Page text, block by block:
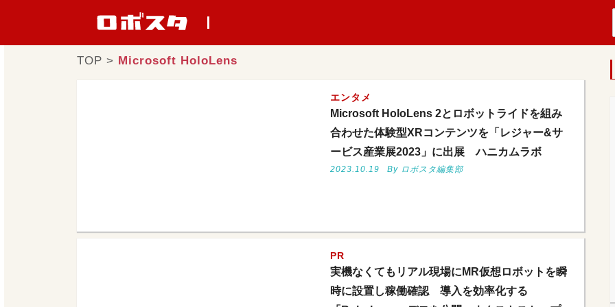
TOP > Microsoft HoloLens
エンタメ
Microsoft HoloLens 2とロボットライドを組み
合わせた体験型XRコンテンツを「レジャー&サ
ービス産業展2023」に出展 ハニカムラボ
2023.10.19 By ロボスタ編集部
PR
実機なくてもリアル現場にMR仮想ロボットを瞬
時に設置し稼働確認 導入を効率化する